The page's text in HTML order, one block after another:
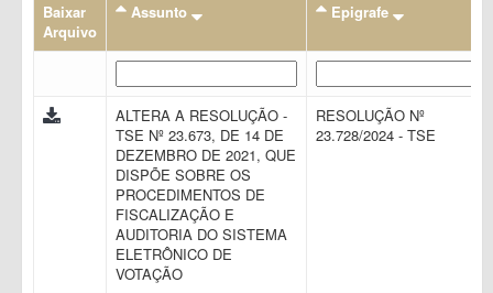
Baixar
Arquivo
Assunto Epigrafe
ALTERA A RESOLUÇÃO -
TSE Nº 23.673, DE 14 DE
DEZEMBRO DE 2021, QUE
DISPÕE SOBRE OS
PROCEDIMENTOS DE
FISCALIZAÇÃO E
AUDITORIA DO SISTEMA
ELETRÔNICO DE
VOTAÇÃO
RESOLUÇÃO Nº
23.728/2024 - TSE